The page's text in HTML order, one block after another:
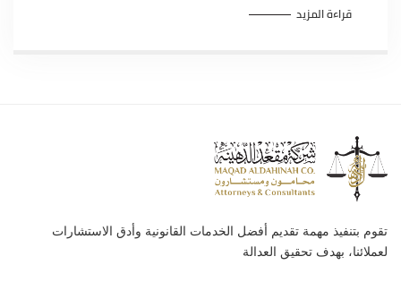
قراءة المزيد
تقوم بتنفيذ مهمة تقديم أفضل الخدمات القانونية وأدق الاستشارات
لعملائنا، بهدف تحقيق العدالة